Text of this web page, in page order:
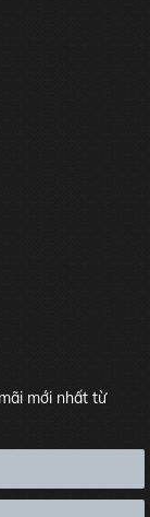
mới nhất từ